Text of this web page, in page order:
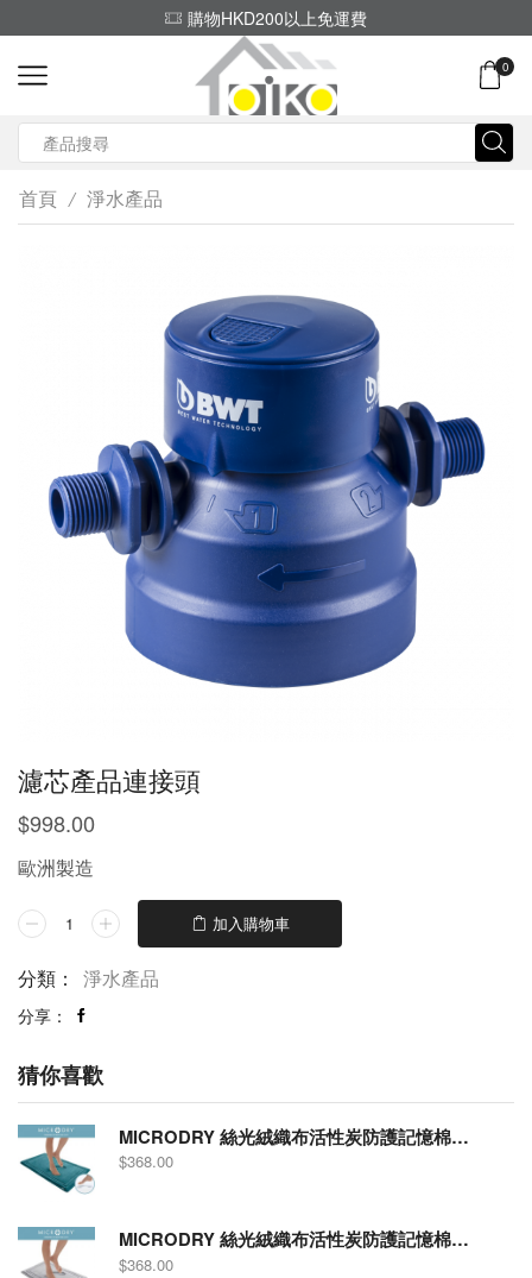
購物HKD200以上免運費
0
首頁 / 淨水產品
濾芯產品連接頭
$998.00
歐洲製造
濾
芯
產
連
頭
數
量
加入購物車
分類： 淨水產品
分享：
猜你喜歡
MICRODRY 絲光絨織布活性炭防護記憶棉吸水防滑浴室地墊 - 框紋型 (21" X 34") 鴨子綠色 11729
$368.00
MICRODRY 絲光絨織布活性炭防護記憶棉吸水防滑浴室地墊 - 框紋型 (21" X 34") 淺灰色 12267
$368.00